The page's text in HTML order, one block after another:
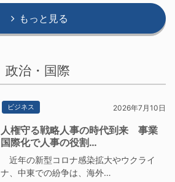
もっと見る
政治・国際
ビジネス 2026年7月10日
人権守る戦略人事の時代到来 事業
国際化で人事の役割…
近年の新型コロナ感染拡大やウクライ
ナ、中東での紛争は、海外…